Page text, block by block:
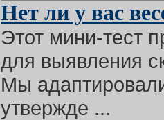
Нет ли у вас
Этот мини-тест
для выявления
Мы
утвержде ...